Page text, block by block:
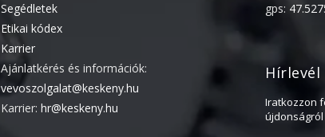
Segédletek
Etikai kódex
Karrier
Ajánlatkérés és információk:
vevoszolgalat@keskeny.hu
Karrier:hr@keskeny.hu
gps:
Hírlevél
Iratkozzon